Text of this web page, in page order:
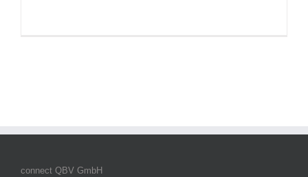
connect QBV GmbH